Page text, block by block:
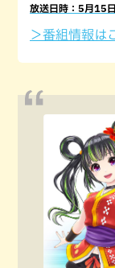
放送日時：5月15
＞番組情報は